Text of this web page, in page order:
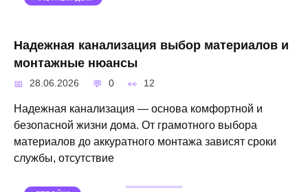
Надежная канализация выбор материалов и
монтажные нюансы
28.06.2026 0 12
Надежная канализация — основа комфортной и
безопасной жизни дома. От грамотного выбора
материалов до аккуратного монтажа зависят сроки
службы, отсутствие